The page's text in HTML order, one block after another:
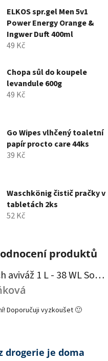
ELKOS spr.gel Men 5v1
Power Energy Orange &
Ingwer Duft 400ml
49 Kč
Chopa sůl do koupele
levandule 600g
49 Kč
Go Wipes vlhčený toaletní
papír procto care 44ks
39 Kč
Waschkönig čistič pračky v
tabletách 2ks
52 Kč
produktů
Kuschelweich aviváž 1 L - 38 WL Sommerwind - modrá
je 5 z 5 hvězdiček.
Doporučuji vyzkoušet 🙂
drogerie je doma